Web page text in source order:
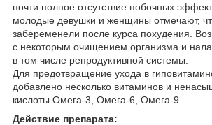
почти полное отсутствие побочных
молодые девушки и женщины отмечают,
забеременели после курса похудения.
с некоторым очищением организма и
в том числе репродуктивной системы.
Для предотвращение ухода в
добавлено несколько витаминов и
кислоты Омега-3, Омега-6, Омега-9.
Действие препарата: